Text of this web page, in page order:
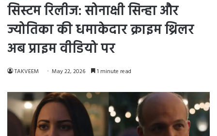
सिस्टम रिलीज: सोनाक्षी सिन्हा और
ज्योतिका की धमाकेदार क्राइम थ्रिलर
अब प्राइम वीडियो पर
TAKVEEM May 22, 2026 1 minute read